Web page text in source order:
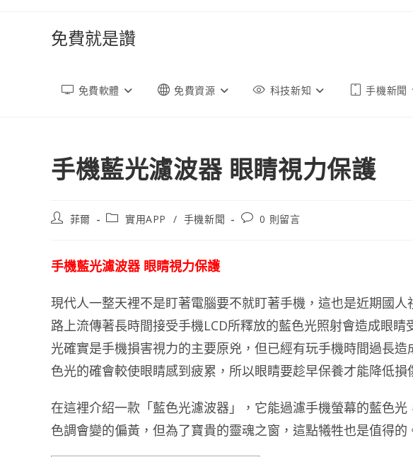
免費就是讚
免費軟體 免費資源 科技新知 手機新聞
手機藍光濾波器 眼睛視力保護
文
者:
菲爾
文
別:
實用APP / 手機新聞
文
0 則留言
手機藍光濾波器 眼睛視力保護
現代人一整天裡不是盯著電腦要不就盯著手機，這也是近期國
路上流傳著長時間接受手機LCD所釋放的藍色光照射會造成眼
光確實是手機損害視力的主要原兇，但已經有玩手機時間過長
色光的確會較使眼睛感到疲累，所以眼睛要趁早保養才能降低損
在這裡介紹一款「藍色光濾波器」，它能過濾手機螢幕的藍色
色調會變的偏黃，但為了寶貴的靈魂之窗，這點犧牲也是值得的